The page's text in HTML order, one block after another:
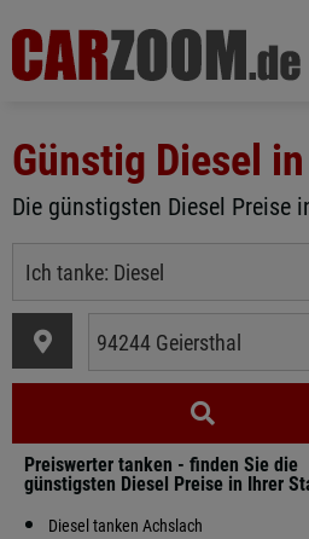
Günstig Diesel in
Die günstigsten Diesel Preise
Preiswerter tanken - finden Sie die
günstigsten Diesel Preise in Ihrer
Diesel tanken Achslach